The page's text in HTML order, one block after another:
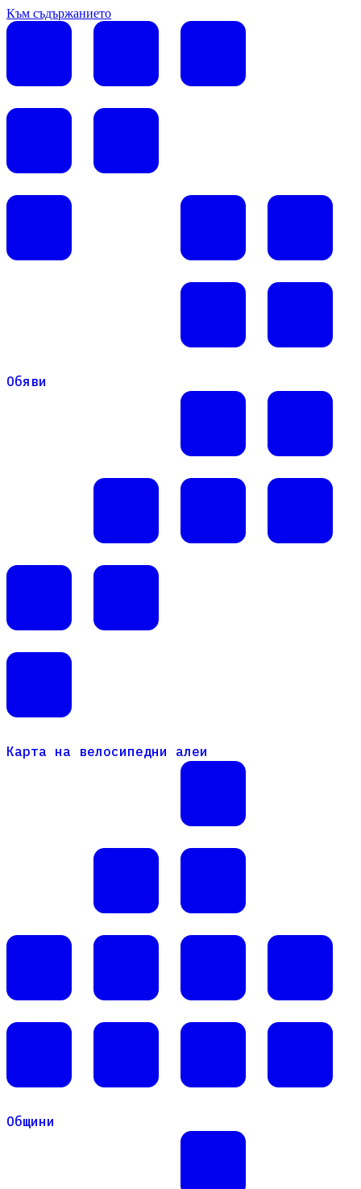
Към съдържанието
Обяви
Карта на велосипедни алеи
Карта на велосипедни алеи
Общини